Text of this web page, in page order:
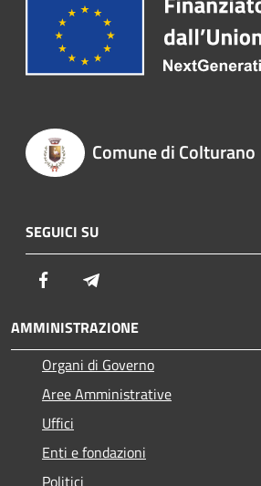
Comune di Colturano
SEGUICI SU
Facebook
AMMINISTRAZIONE
Organi di Governo
Aree Amministrative
Uffici
Enti e fondazioni